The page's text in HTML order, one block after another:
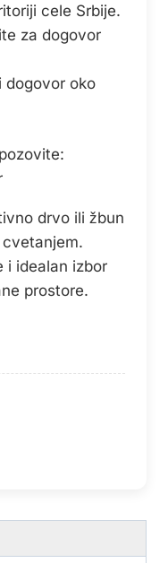
cele Srbije.
za dogovor
dogovor oko
drvo ili žbun
i idealan izbor
prostore.